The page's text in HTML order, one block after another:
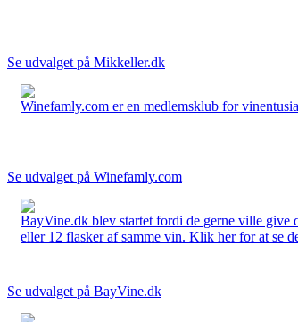
Se udvalget på Mikkeller.dk
Winefamly.com er en medlemsklub for
Se udvalget på Winefamly.com
BayVine.dk blev startet fordi de gerne ville give
eller 12 flasker af samme vin. Klik her for at se
Se udvalget på BayVine.dk